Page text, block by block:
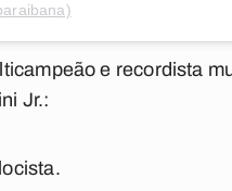
e recordista
Jr.: